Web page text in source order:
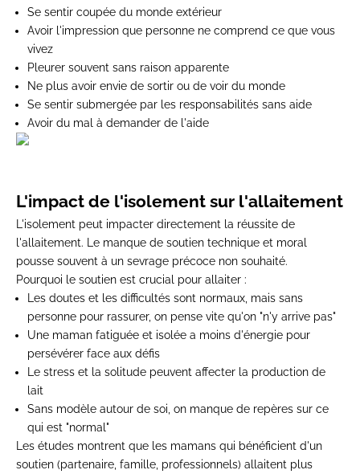
Se sentir coupée du monde extérieur
Avoir l'impression que personne ne comprend ce que vous
vivez
Pleurer souvent sans raison apparente
Ne plus avoir envie de sortir ou de voir du monde
Se sentir submergée par les responsabilités sans aide
Avoir du mal à demander de l'aide
L'impact de l'isolement sur l'allaitement
L'isolement peut impacter directement la réussite de
l'allaitement. Le manque de soutien technique et moral
pousse souvent à un sevrage précoce non souhaité.
Pourquoi le soutien est crucial pour allaiter :
Les doutes et les difficultés sont normaux, mais sans
personne pour rassurer, on pense vite qu'on "n'y arrive pas"
Une maman fatiguée et isolée a moins d'énergie pour
persévérer face aux défis
Le stress et la solitude peuvent affecter la production de
lait
Sans modèle autour de soi, on manque de repères sur ce
qui est "normal"
Les études montrent que les mamans qui bénéficient d'un
soutien (partenaire, famille, professionnels) allaitent plus